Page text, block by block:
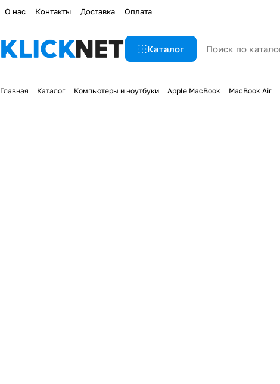
О нас Контакты Доставка Оплата
Каталог
Главная Каталог Компьютеры и ноутбуки Apple MacBook MacBook Air